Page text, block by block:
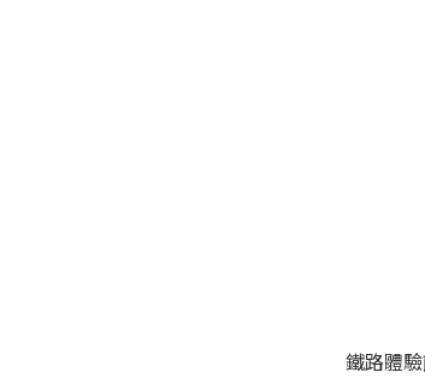
鐵路體